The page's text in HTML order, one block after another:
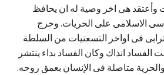
وأعتقد هى اخر وصية له ان يحافظ
الاسلامى على الحريات. وخرج
فى اواخر التسعنيات من السلطة
انذاك وكان الفساد بداء ينتشر
متاصلة فى الإنسان بعمق روحه.